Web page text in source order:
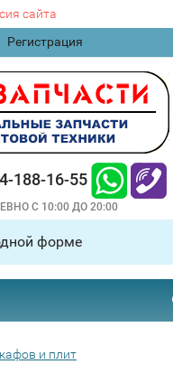
сайта
Регистрация
188-16-55
С 10:00 ДО 20:00
форме
и плит